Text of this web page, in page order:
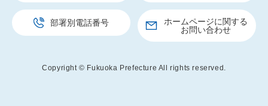
部署別電話番号
ホームページに関する
お問い合わせ
Copyright © Fukuoka Prefecture All rights reserved.